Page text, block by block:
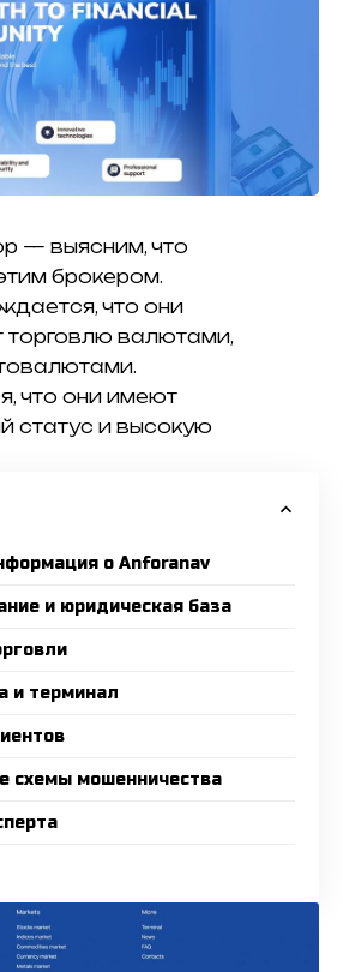
— выясним, что
брокером.
что они
торговлю валютами,
что они имеют
статус и высокую
о Anforanav
и юридическая база
и терминал
схемы мошенничества